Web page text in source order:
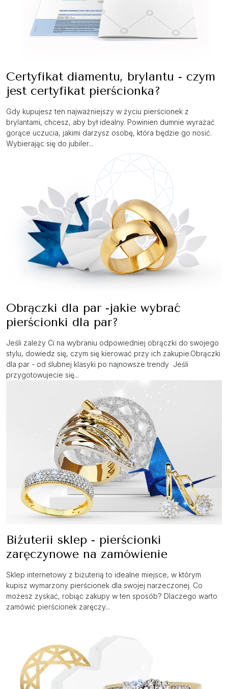
Certyfikat diamentu, brylantu - czym
jest certyfikat pierścionka?
Gdy kupujesz ten najważniejszy w życiu pierścionek z
brylantami, chcesz, aby był idealny. Powinien dumnie wyrażać
gorące uczucia, jakimi darzysz osobę, która będzie go nosić.
Wybierając się do jubiler...
Obrączki dla par -jakie wybrać
pierścionki dla par?
Jeśli zależy Ci na wybraniu odpowiedniej obrączki do swojego
stylu, dowiedz się, czym się kierować przy ich zakupie.Obrączki
dla par - od ślubnej klasyki po najnowsze trendy Jeśli
przygotowujecie się...
Biżuterii sklep - pierścionki
zaręczynowe na zamówienie
Sklep internetowy z biżuterią to idealne miejsce, w którym
kupisz wymarzony pierścionek dla swojej narzeczonej. Co
możesz zyskać, robiąc zakupy w ten sposób? Dlaczego warto
zamówić pierścionek zaręczy...